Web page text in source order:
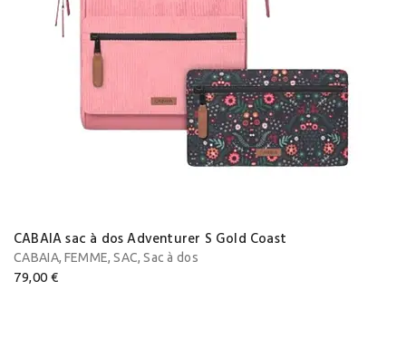
CABAIA sac à dos Adventurer S Gold Coast
CABAIA, FEMME,SAC,Sac à dos
79,00 €